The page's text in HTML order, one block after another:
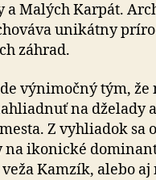
a Malých Karpát.
unikátny
záhrad.
výnimočný tým,
na dželady
Z vyhliadok sa
ikonické
Kamzík, alebo